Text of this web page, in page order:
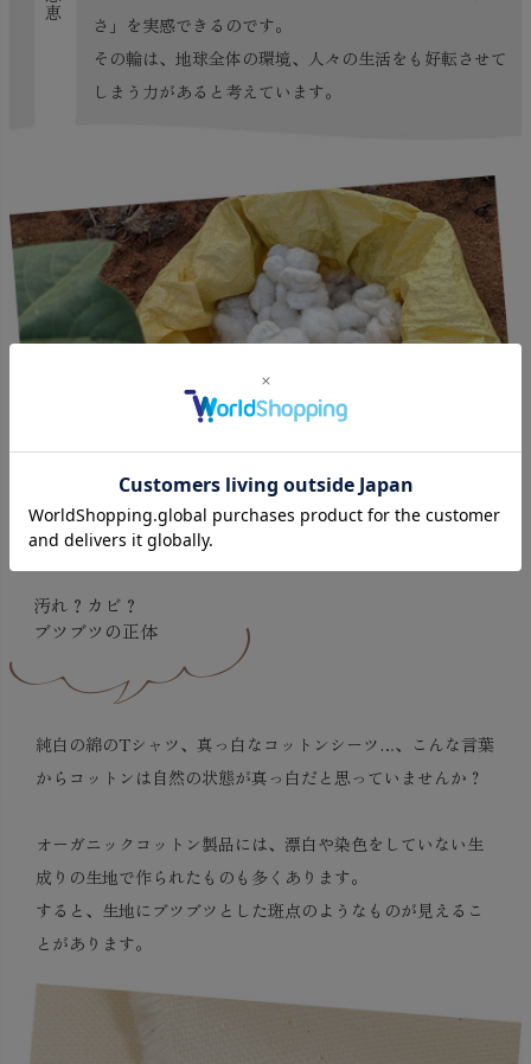
さ」を実感できるのです。
その輪は、地球全体の環境、人々の生活をも好転させて
しまう力があると考えています。
汚れ？カビ？
ブツブツの正体
純白の綿のTシャツ、真っ白なコットンシーツ…、こんな言葉
からコットンは自然の状態が真っ白だと思っていませんか？
オーガニックコットン製品には、漂白や染色をしていない生
成りの生地で作られたものも多くあります。
すると、生地にブツブツとした斑点のようなものが見えるこ
とがあります。